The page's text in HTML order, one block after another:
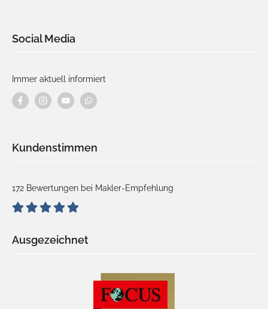
Social Media
Immer aktuell informiert
Kundenstimmen
172 Bewertungen bei Makler-Empfehlung
Ausgezeichnet